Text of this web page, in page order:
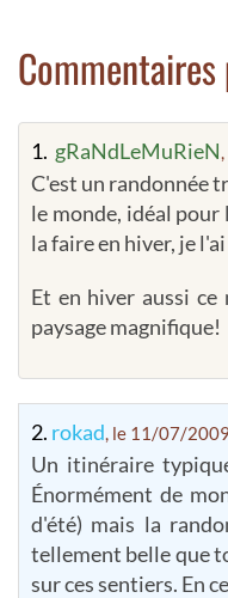
1. gRaNdLeMuRieN
C'est un randonnée
le monde, idéal
la faire en hiver, je
Et en hiver aussi
paysage magnifique!
2. rokad, le 11/07/2009
Un itinéraire
Énormément de
d'été) mais la
tellement belle que
sur ces sentiers. En